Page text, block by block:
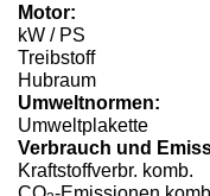
Motor:
kW / PS
Treibstoff
Hubraum
Umweltnormen:
Umweltplakette
Verbrauch und
Kraftstoffverbr. komb.